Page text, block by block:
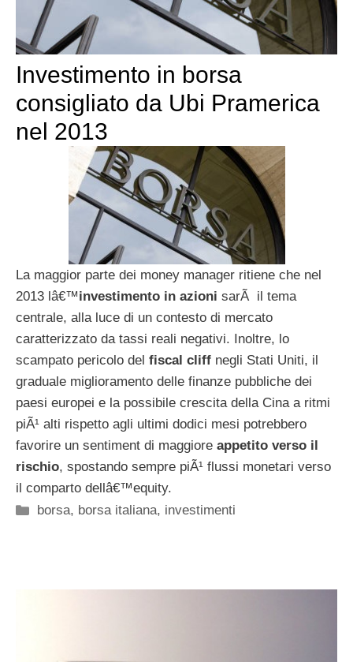
Investimento in borsa
consigliato da Ubi Pramerica
nel 2013
La maggior parte dei money manager ritiene che nel
2013 lâ€™investimento in azioni sarÃ il tema
centrale, alla luce di un contesto di mercato
caratterizzato da tassi reali negativi. Inoltre, lo
scampato pericolo del fiscal cliff negli Stati Uniti, il
graduale miglioramento delle finanze pubbliche dei
paesi europei e la possibile crescita della Cina a ritmi
piÃ¹ alti rispetto agli ultimi dodici mesi potrebbero
favorire un sentiment di maggiore appetito verso il
rischio, spostando sempre piÃ¹ flussi monetari verso
il comparto dellâ€™equity.
Categorie
borsa, borsa italiana, investimenti